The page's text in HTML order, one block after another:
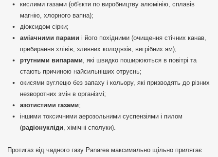
кислими газами (об'єкти по виробництву алюмінію, сплавів
магнію, хлорного вапна);
діоксидом сірки;
аміачними парами і його похідними (очищення стічних канав,
прибирання хлівів, зливних колодязів, вигрібних ям);
ртутними випарами, які швидко поширюються в повітрі та
стають причиною найсильніших отруєнь;
окисями вуглецю без запаху і кольору, які призводять до різних
незворотних змін в організмі;
азотистими газами;
іншими токсичними аерозольними суспензіями і пилом
(радіонукліди, хімічні сполуки).
Протигаз від чадного газу Panareа максимально щільно прилягає